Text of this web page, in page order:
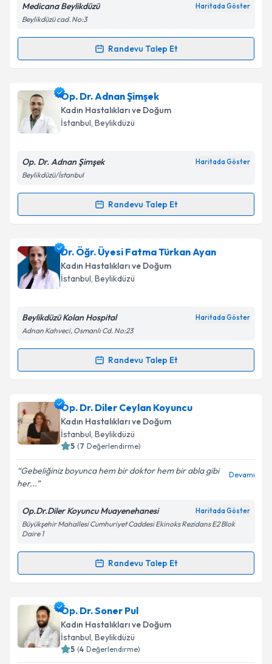
Metni'ni okudum ve kişisel verilerimin belirtilen
kapsamda işlenmesini kabul ediyorum.
Takvim Talebini Gönder
Medicana Beylikdüzü Haritada Göster
Beylikdüzü cad. No:3
Randevu Talep Et
Randevu Takvimi Talebi
Op. Dr. Ali Metin Celepiçin randevu takvimi talebi
oluşturun. Size bu uzmandan randevu almanız için bir
takvim hazırlandığında e-posta ile bilgilendireceğiz.
Kişisel verilerimin işlenmesine ilişkin
Metni'ni okudum ve kişisel verilerimin belirtilen
Takvim Talebini Gönder
Op. Dr. Adnan Şimşek
Kadın Hastalıkları ve Doğum
İstanbul, Beylikdüzü
Op. Dr. Adnan Şimşek Haritada Göster
Beylikdüzü/İstanbul
Randevu Talep Et
Randevu Takvimi Talebi
Op. Dr. Adnan Şimşekiçin randevu takvimi talebi
oluşturun. Size bu uzmandan randevu almanız için bir
takvim hazırlandığında e-posta ile bilgilendireceğiz.
Kişisel verilerimin işlenmesine ilişkin
Metni'ni okudum ve kişisel verilerimin belirtilen
Takvim Talebini Gönder
Dr. Öğr. Üyesi Fatma Türkan Ayan
Kadın Hastalıkları ve Doğum
İstanbul, Beylikdüzü
Beylikdüzü Kolan Hospital Haritada Göster
Adnan Kahveci, Osmanlı Cd. No:23
Randevu Talep Et
Randevu Takvimi Talebi
Dr. Öğr. Üyesi Fatma Türkan Ayaniçin randevu
takvimi talebi oluşturun. Size bu uzmandan randevu
almanız için bir takvim hazırlandığında e-posta ile
bilgilendireceğiz.
E-posta Adresiniz
Kişisel verilerimin işlenmesine ilişkinAydınlatma
kapsamda işlenmesini kabul ediyorum.
Op. Dr. Diler Ceylan Koyuncu
Kadın Hastalıkları ve Doğum
İstanbul, Beylikdüzü
5 (7 Değerlendirme)
Gebeliğiniz boyunca hem bir doktor hem bir abla gibi
her...
Devamı
Op.Dr.Diler Koyuncu Muayenehanesi Haritada Göster
Büyükşehir Mahallesi Cumhuriyet Caddesi Ekinoks Rezidans E2 Blok
Daire 1
Randevu Talep Et
Randevu Takvimi Talebi
Op. Dr. Diler Ceylan Koyuncu
talebi oluşturun. Size bu uzmandan randevu almanız
için bir takvim hazırlandığında e-posta ile
bilgilendireceğiz.
Op. Dr. Soner Pul
Kadın Hastalıkları ve Doğum
İstanbul, Beylikdüzü
5 (4 Değerlendirme)